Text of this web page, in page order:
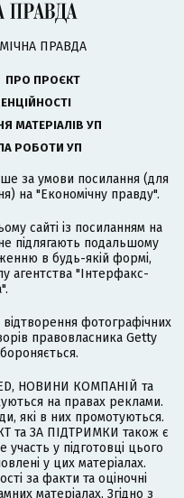
ПРАВДА
ПРО ПРОЄКТ
МАТЕРІАЛІВ УП
РОБОТИ УП
за умови посилання (для
на "Економічну правду".
сайті із посиланням на
підлягають подальшому
в будь-якій формі,
агентства "Інтерфакс-
фотографічних
правовласника Getty
НОВИНИ КОМПАНІЙ та
на правах реклами.
які в них промотуються.
та ЗА ПІДТРИМКИ також є
у підготовці цього
у цих матеріалах.
за факти та оціночні
матеріалах. Згідно з